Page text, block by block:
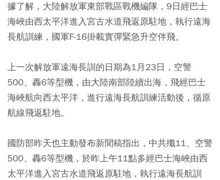
據了解，大陸解放軍東部戰區戰機編隊，9日經巴士
海峽由西太平洋進入宮古水道飛返原駐地，執行遠海
長航訓練，國軍F-16掛載實彈緊急升空伴飛。
上一次解放軍遠海長訓的日期為1月23日，空警
500、轟6等型機，由大陸南部陸續出海，飛經巴士
海峽航向西太平洋，進行遠海長航訓練活動後，循原
航線飛返駐地。
國防部昨天也主動發布新聞稿指出，中共殲11、空警
500、轟6等型機，於昨上午11點多經巴士海峽由西
太平洋進入宮古水道飛返原駐地，執行遠海長航訓